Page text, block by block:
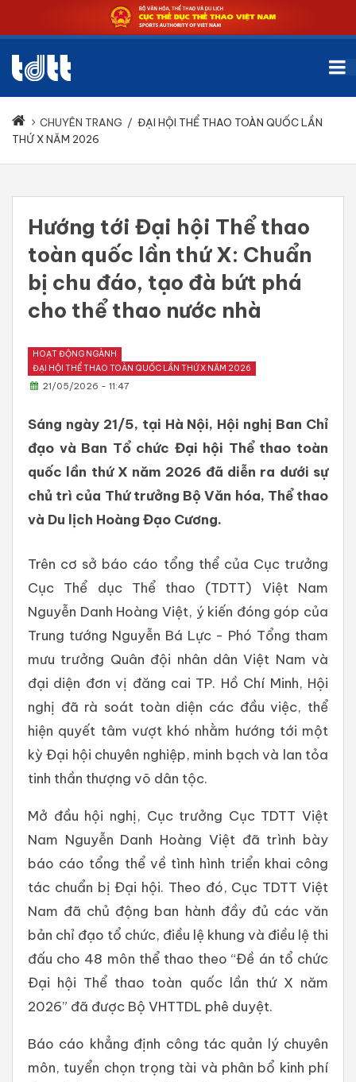
CHUYÊN TRANG / ĐẠI HỘI THỂ THAO TOÀN QUỐC LẦN
THỨ X NĂM 2026
Hướng tới Đại hội Thể thao
toàn quốc lần thứ X: Chuẩn
bị chu đáo, tạo đà bứt phá
cho thể thao nước nhà
HOẠT ĐỘNG NGÀNH
ĐẠI HỘI THỂ THAO TOÀN QUỐC LẦN THỨ X NĂM 2026
21/05/2026 - 11:47
Sáng ngày 21/5, tại Hà Nội, Hội nghị Ban Chỉ
đạo và Ban Tổ chức Đại hội Thể thao toàn
quốc lần thứ X năm 2026 đã diễn ra dưới sự
chủ trì của Thứ trưởng Bộ Văn hóa, Thể thao
và Du lịch Hoàng Đạo Cương.
Trên cơ sở báo cáo tổng thể của Cục trưởng
Cục Thể dục Thể thao (TDTT) Việt Nam
Nguyễn Danh Hoàng Việt, ý kiến đóng góp của
Trung tướng Nguyễn Bá Lực - Phó Tổng tham
mưu trưởng Quân đội nhân dân Việt Nam và
đại diện đơn vị đăng cai TP. Hồ Chí Minh, Hội
nghị đã rà soát toàn diện các đầu việc, thể
hiện quyết tâm vượt khó nhằm hướng tới một
kỳ Đại hội chuyên nghiệp, minh bạch và lan tỏa
tinh thần thượng võ dân tộc.
Mở đầu hội nghị, Cục trưởng Cục TDTT Việt
Nam Nguyễn Danh Hoàng Việt đã trình bày
báo cáo tổng thể về tình hình triển khai công
tác chuẩn bị Đại hội. Theo đó, Cục TDTT Việt
Nam đã chủ động ban hành đầy đủ các văn
bản chỉ đạo tổ chức, điều lệ khung và điều lệ thi
đấu cho 48 môn thể thao theo “Đề án tổ chức
Đại hội Thể thao toàn quốc lần thứ X năm
2026” đã được Bộ VHTTDL phê duyệt.
Báo cáo khẳng định công tác quản lý chuyên
môn, tuyển chọn trọng tài và phân bổ kinh phí